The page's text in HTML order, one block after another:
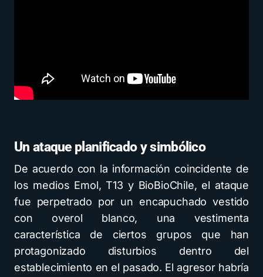
Un ataque planificado y simbólico
De acuerdo con la información coincidente de
los medios Emol, T13 y BioBioChile, el ataque
fue perpetrado por un encapuchado vestido
con overol blanco, una vestimenta
característica de ciertos grupos que han
protagonizado disturbios dentro del
establecimiento en el pasado. El agresor habría